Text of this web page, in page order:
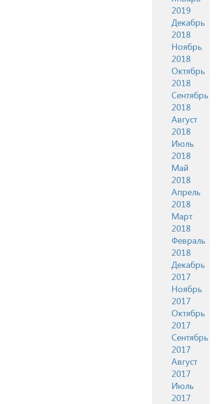
2019
Декабрь
2018
Ноябрь
2018
Октябрь
2018
Сентябрь
2018
Август
2018
Июль
2018
Май
2018
Апрель
2018
Март
2018
Февраль
2018
Декабрь
2017
Ноябрь
2017
Октябрь
2017
Сентябрь
2017
Август
2017
Июль
2017